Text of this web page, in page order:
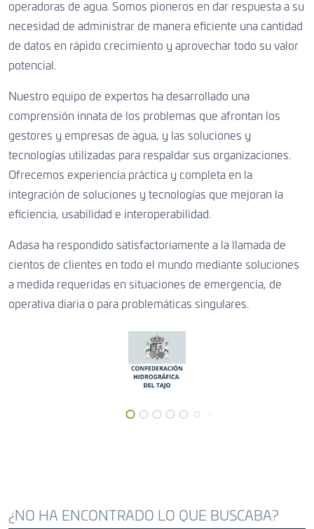
operadoras de agua. Somos pioneros en dar respuesta a su
necesidad de administrar de manera eficiente una cantidad
de datos en rápido crecimiento y aprovechar todo su valor
potencial.
Nuestro equipo de expertos ha desarrollado una
comprensión innata de los problemas que afrontan los
gestores y empresas de agua, y las soluciones y
tecnologías utilizadas para respaldar sus organizaciones.
Ofrecemos experiencia práctica y completa en la
integración de soluciones y tecnologías que mejoran la
eficiencia, usabilidad e interoperabilidad.
Adasa ha respondido satisfactoriamente a la llamada de
cientos de clientes en todo el mundo mediante soluciones
a medida requeridas en situaciones de emergencia, de
operativa diaria o para problemáticas singulares.
¿NO HA ENCONTRADO LO QUE BUSCABA?